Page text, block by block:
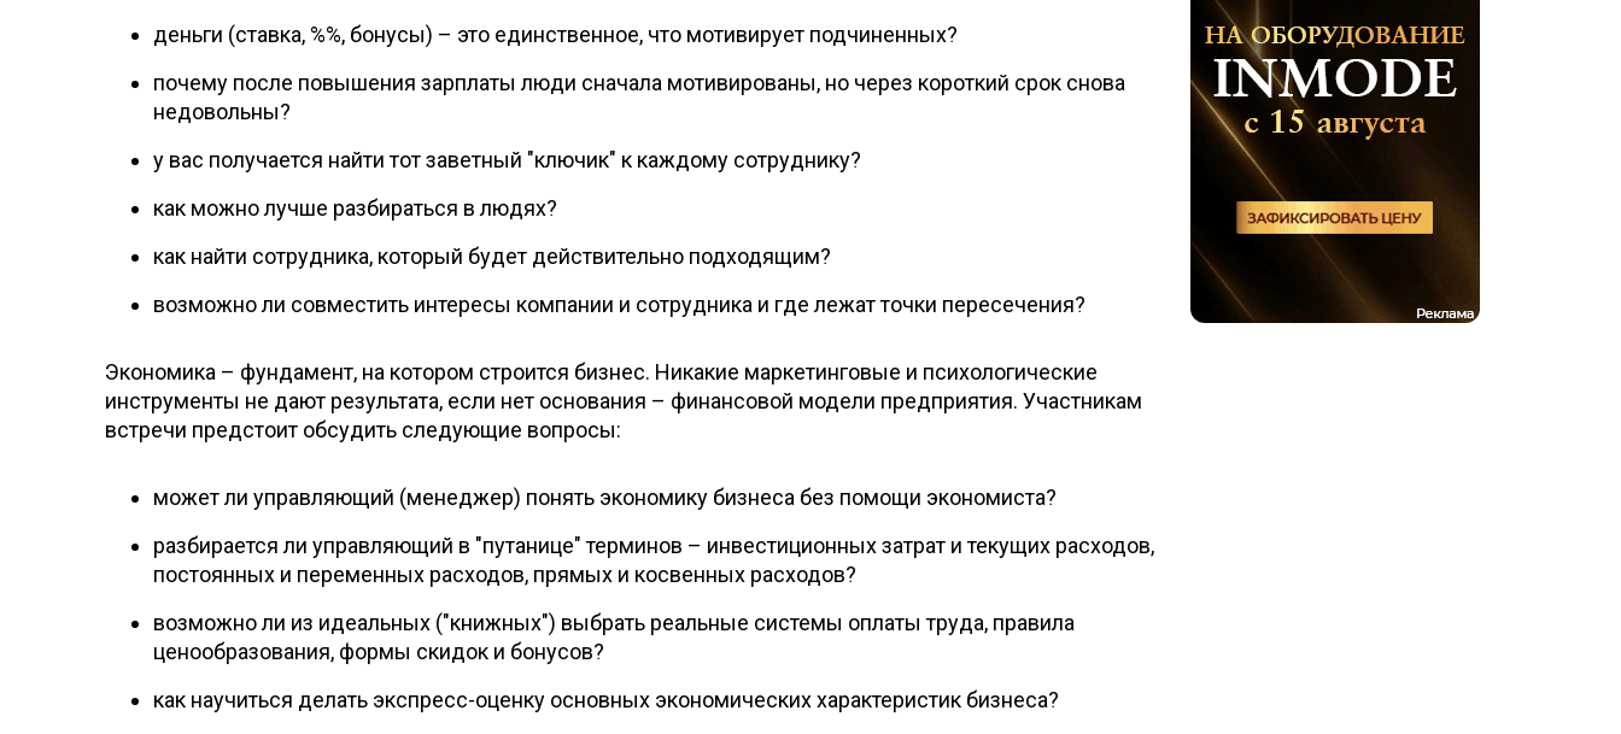
деньги (ставка, %%, бонусы) – это единственное, что мотивирует подчиненных?
почему после повышения зарплаты люди сначала мотивированы, но через короткий срок снова
недовольны?
у вас получается найти тот заветный "ключик" к каждому сотруднику?
как можно лучше разбираться в людях?
как найти сотрудника, который будет действительно подходящим?
возможно ли совместить интересы компании и сотрудника и где лежат точки пересечения?
Экономика – фундамент, на котором строится бизнес. Никакие маркетинговые и психологические
инструменты не дают результата, если нет основания – финансовой модели предприятия. Участникам
встречи предстоит обсудить следующие вопросы:
может ли управляющий (менеджер) понять экономику бизнеса без помощи экономиста?
разбирается ли управляющий в "путанице" терминов – инвестиционных затрат и текущих расходов,
постоянных и переменных расходов, прямых и косвенных расходов?
возможно ли из идеальных ("книжных") выбрать реальные системы оплаты труда, правила
ценообразования, формы скидок и бонусов?
как научиться делать экспресс-оценку основных экономических характеристик бизнеса?